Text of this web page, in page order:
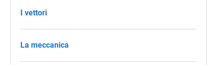
I vettori
La meccanica